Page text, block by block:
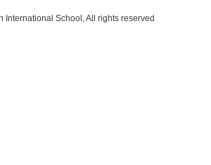
International School, All rights reserved